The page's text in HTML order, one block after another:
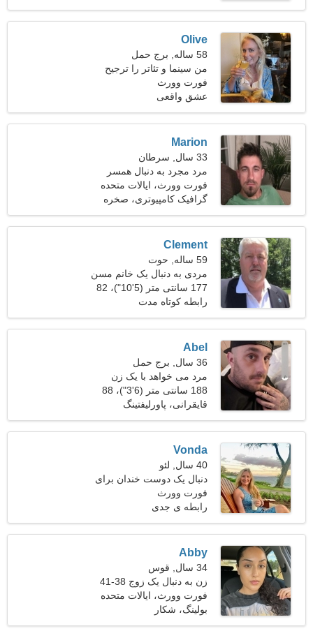
Olive
58 ساله, برج حمل
من سینما و تئاتر را ترجیح
می دهم
فورت وورث
عشق واقعی
Marion
33 سال, سرطان
مرد مجرد به دنبال همسر
فورت وورث، ایالات متحده
آمریکا
گرافیک کامپیوتری، صخره
نوردی
Clement
59 ساله, حوت
مردی به دنبال یک خانم مسن
49-56
177 سانتی متر (5'10")، 82
کیلوگرم (180 پوند)
رابطه کوتاه مدت
Abel
36 سال, برج حمل
مرد می خواهد با یک زن
ملاقات کند 25-33
188 سانتی متر (6'3")، 88
کیلوگرم (194 پوند)
قایقرانی، پاورلیفتینگ
Vonda
40 سال, لئو
دنبال یک دوست خندان برای
مسافرت هستم
فورت وورث
رابطه ی جدی
Abby
34 سال, قوس
زن به دنبال یک زوج 38-41
فورت وورث، ایالات متحده
آمریکا
بولینگ، شکار